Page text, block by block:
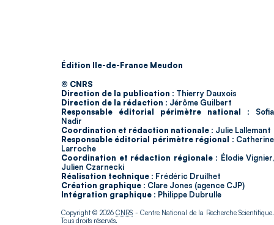
Édition Ile-de-France Meudon
© CNRS
Direction de la publication : Thierry Dauxois
Direction de la rédaction : Jérôme Guilbert
Responsable éditorial périmètre national : Sofia
Nadir
Coordination et rédaction nationale : Julie Lallemant
Responsable éditorial périmètre régional : Catherine
Larroche
Coordination et rédaction régionale : Élodie Vignier,
Julien Czarnecki
Réalisation technique : Frédéric Druilhet
Création graphique : Clare Jones (agence CJP)
Intégration graphique : Philippe Dubrulle
Copyright © 2026CNRS - Centre National de la Recherche Scientifique.
Tous droits réservés.